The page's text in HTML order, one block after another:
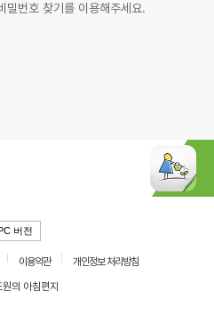
밀번호 찾기를 이용해주세요.
버전
이용약관
개인정보 처리방침
의 아침편지